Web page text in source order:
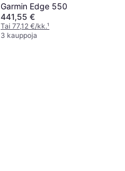
Garmin Edge 550
441,55 €
Tai 77,12 €/kk.¹
3 kauppoja